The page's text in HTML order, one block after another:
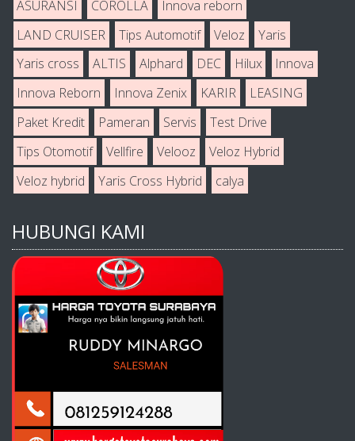
ASURANSI COROLLA
Innova reborn
LAND CRUISER
Tips Automotif Veloz
Yaris
Yaris cross
ALTIS Alphard DEC Hilux
Innova
Innova Reborn
Innova Zenix KARIR
LEASING
Paket Kredit
Pameran Servis
Test Drive
Tips Otomotif
Vellfire Velooz
Veloz Hybrid
Veloz hybrid
Yaris Cross Hybrid calya
HUBUNGI KAMI